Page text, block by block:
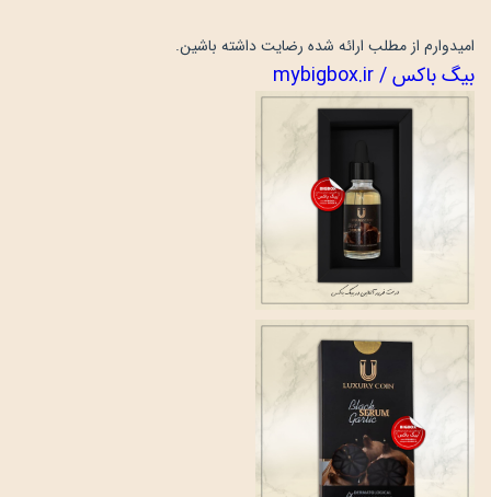
امیدوارم از مطلب ارائه شده رضایت داشته باشین.
بیگ باکس / mybigbox.ir